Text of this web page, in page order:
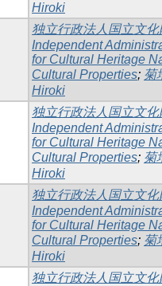
Hiroki
独立行政法人国立文
Independent
for Cultural Heritage
Cultural Properties; 菊
Hiroki
独立行政法人国立文
Independent
for Cultural Heritage
Cultural Properties; 菊
Hiroki
独立行政法人国立文
Independent
for Cultural Heritage
Cultural Properties; 菊
Hiroki
独立行政法人国立文